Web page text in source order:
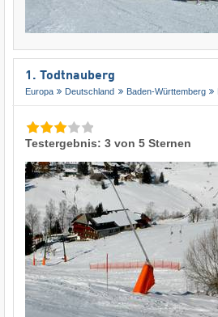
1. Todtnauberg
Europa Deutschland Baden-Württemberg
Testergebnis: 3 von 5 Sternen